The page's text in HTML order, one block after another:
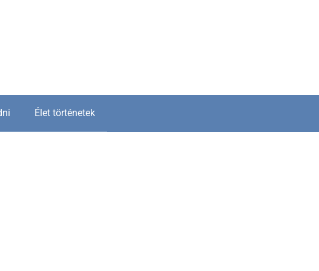
Élet történetek